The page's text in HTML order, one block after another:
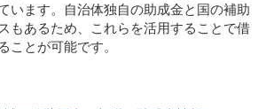
います。自治体独自の助成金と国の補助
もあるため、これらを活用することで借
ことが可能です。